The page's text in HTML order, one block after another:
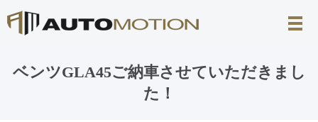
ベンツGLA45ご納車させていただきまし
た！